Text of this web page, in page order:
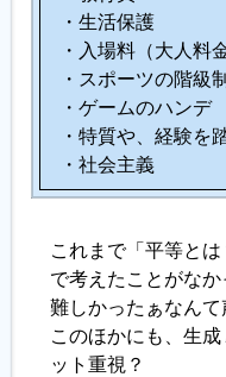
・生活保護
・入場料（大人料
・スポーツの階級制
・ゲームのハンデ
・特質や、経験を
・社会主義
これまで「平等と
で考えたことがなか
難しかったぁなん
このほかにも、生
ット重視？